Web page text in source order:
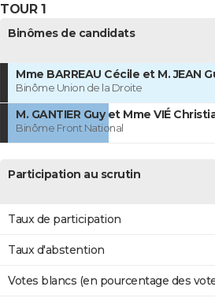
TOUR 1
Binômes de candidats
Mme BARREAU Cécile et M. JEAN
Binôme Union de la Droite
M. GANTIER Guy et Mme VIÉ
Binôme Front National
Participation au scrutin
Taux de participation
Taux d'abstention
Votes blancs (en pourcentage des